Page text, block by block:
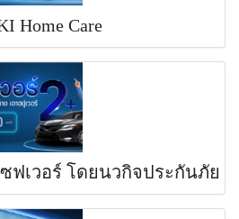
Home Care
ฟเวอร์ โดยนวกิจประกันภัย